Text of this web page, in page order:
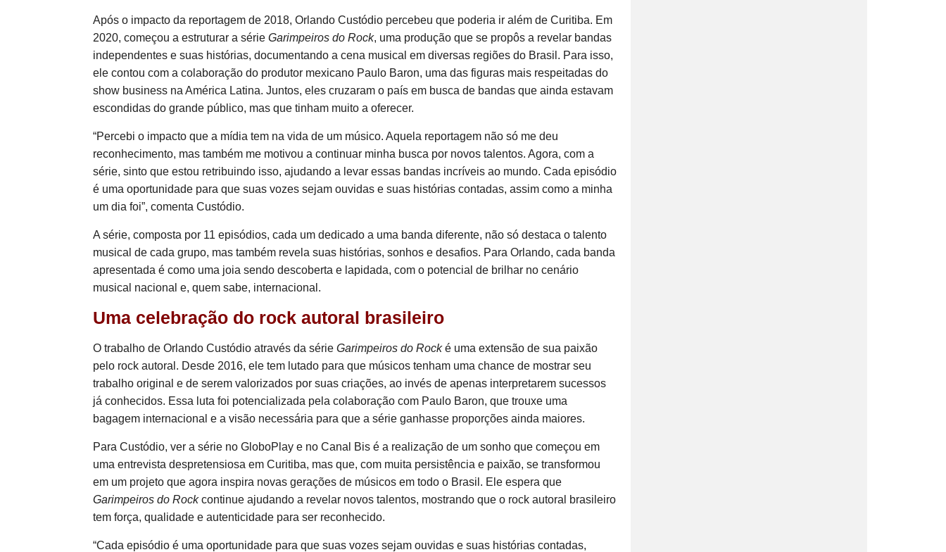
Após o impacto da reportagem de 2018, Orlando Custódio percebeu que poderia ir além de Curitiba. Em
2020, começou a estruturar a série Garimpeiros do Rock, uma produção que se propôs a revelar bandas
independentes e suas histórias, documentando a cena musical em diversas regiões do Brasil. Para isso,
ele contou com a colaboração do produtor mexicano Paulo Baron, uma das figuras mais respeitadas do
show business na América Latina. Juntos, eles cruzaram o país em busca de bandas que ainda estavam
escondidas do grande público, mas que tinham muito a oferecer.
“Percebi o impacto que a mídia tem na vida de um músico. Aquela reportagem não só me deu
reconhecimento, mas também me motivou a continuar minha busca por novos talentos. Agora, com a
série, sinto que estou retribuindo isso, ajudando a levar essas bandas incríveis ao mundo. Cada episódio
é uma oportunidade para que suas vozes sejam ouvidas e suas histórias contadas, assim como a minha
um dia foi”, comenta Custódio.
A série, composta por 11 episódios, cada um dedicado a uma banda diferente, não só destaca o talento
musical de cada grupo, mas também revela suas histórias, sonhos e desafios. Para Orlando, cada banda
apresentada é como uma joia sendo descoberta e lapidada, com o potencial de brilhar no cenário
musical nacional e, quem sabe, internacional.
Uma celebração do rock autoral brasileiro
O trabalho de Orlando Custódio através da série Garimpeiros do Rocké uma extensão de sua paixão
pelo rock autoral. Desde 2016, ele tem lutado para que músicos tenham uma chance de mostrar seu
trabalho original e de serem valorizados por suas criações, ao invés de apenas interpretarem sucessos
já conhecidos. Essa luta foi potencializada pela colaboração com Paulo Baron, que trouxe uma
bagagem internacional e a visão necessária para que a série ganhasse proporções ainda maiores.
Para Custódio, ver a série no GloboPlay e no Canal Bis é a realização de um sonho que começou em
uma entrevista despretensiosa em Curitiba, mas que, com muita persistência e paixão, se transformou
em um projeto que agora inspira novas gerações de músicos em todo o Brasil. Ele espera que
Garimpeiros do Rockcontinue ajudando a revelar novos talentos, mostrando que o rock autoral brasileiro
tem força, qualidade e autenticidade para ser reconhecido.
“Cada episódio é uma oportunidade para que suas vozes sejam ouvidas e suas histórias contadas,